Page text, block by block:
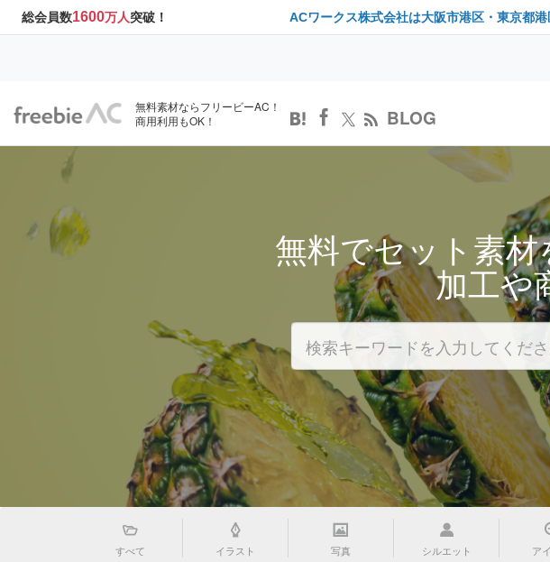
総会員数1600万人突破！ ACワークス株式会社は大阪市港区・東京都
無料素材ならフリービーAC！
商用利用もOK！
BLOG
無料でセット素
加工や
すべて イラスト 写真 シルエット ア